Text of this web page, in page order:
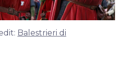
Balestrieri di